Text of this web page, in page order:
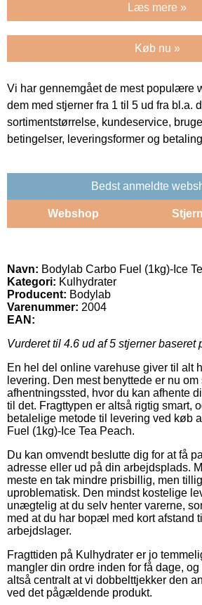
Læs mere »
Køb nu »
Vi har gennemgået de mest populære
dem med stjerner fra 1 til 5 ud fra bl.a.
sortimentstørrelse, kundeservice,
betingelser, leveringsformer og
Bedst anmeldte
Webshop
Navn: Bodylab Carbo Fuel (1kg)-Ice
Kategori: Kulhydrater
Producent: Bodylab
Varenummer: 2004
EAN:
Vurderet til 4.6 ud af 5 stjerner baseret
En hel del online varehuse giver til alt
levering. Den mest benyttede er nu
afhentningssted, hvor du kan afhente
til det. Fragttypen er altså rigtig smart,
betalelige metode til levering ved køb
Fuel (1kg)-Ice Tea Peach.
Du kan omvendt beslutte dig for at få
adresse eller ud på din arbejdsplads.
meste en tak mindre prisbillig, men
uproblematisk. Den mindst kostelige
unægtelig at du selv henter varerne,
med at du har bopæl med kort afstand
arbejdslager.
Fragttiden på Kulhydrater er jo
mangler din ordre inden for få dage,
altså centralt at vi dobbelttjekker den
ved det pågældende produkt.